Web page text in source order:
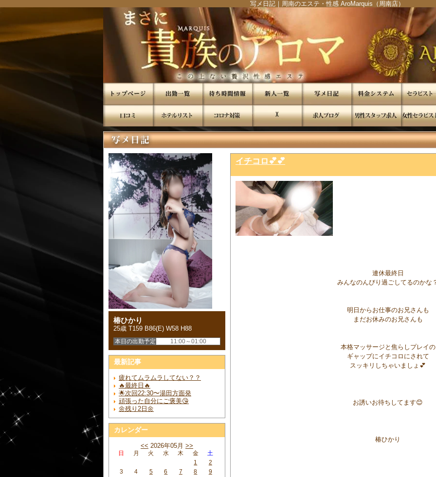
""
写メ日記｜周南のエステ・性感 AroMarquis（周南店）
椿ひかり
25歳 T159 B86(E) W58 H88
本日の出勤予定 11:00～01:00
最新記事
疲れてムラムラしてない？？
🔥最終日🔥
🌟次回22:30〜湯田方面発
頑張った自分にご褒美😘
🌼残り2日🌼
カレンダー
<< 2026年05月 >>
日 月 火 水 木 金
土
1
2
3
4 5 6 7 8
9
イチコロ💕💕
連休最終日
みんなのんびり過ごしてるのかな
明日からお仕事のお兄さんも
まだお休みのお兄さんも
本格マッサージと焦らしプレイの
ギャップにイチコロにされて
スッキリしちゃいましょ💕
お誘いお待ちしてます😊
椿ひかり